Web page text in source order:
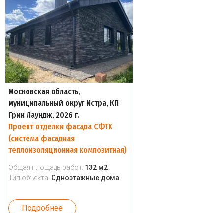
Московская область,
муниципальный округ Истра, КП
Грин Лаундж, 2026 г.
Проект отделки фасада СФТК
(система фасадная
теплоизоляционная композитная)
Общая площадь работ: 132 м2
Тип объекта: Одноэтажные дома
Подробнее